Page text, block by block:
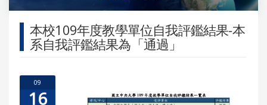
本校109年度教學單位自我評鑑結果-本
系自我評鑑結果為「通過」
09
16